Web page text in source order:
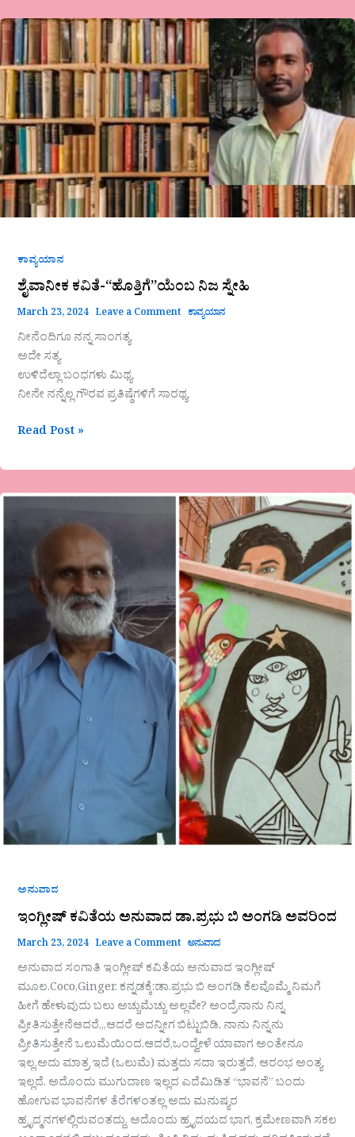
ಕಾವ್ಯಯಾನ
ಶೈವಾನೀಕ ಕವಿತೆ-“ಹೊತ್ತಿಗೆ”ಯೆಂಬ ನಿಜ ಸ್ನೇಹಿ
March 23, 2024 Leave a Comment ಕಾವ್ಯಯಾನ
ನೀನೆಂದಿಗೂ ನನ್ನ ಸಾಂಗತ್ಯ
ಅದೇ ಸತ್ಯ
ಉಳಿದೆಲ್ಲಾ ಬಂಧಗಳು ಮಿಥ್ಯ
ನೀನೇ ನನ್ನೆಲ್ಲ ಗೌರವ ಪ್ರತಿಷ್ಠೆಗಳಿಗೆ ಸಾರಥ್ಯ
ಶೈವಾನೀಕ
ಕವಿತೆ-“ಹೊತ್ತಿಗೆ”ಯೆಂಬ
ನಿಜ
ಸ್ನೇಹಿ
Read Post »
ಅನುವಾದ
ಇಂಗ್ಲೀಷ್ ಕವಿತೆಯ ಅನುವಾದ ಡಾ.ಪ್ರಭು ಬಿ ಅಂಗಡಿ ಅವರಿಂದ
March 23, 2024 Leave a Comment ಅನುವಾದ
ಅನುವಾದ ಸಂಗಾತಿ ಇಂಗ್ಲೀಷ್ ಕವಿತೆಯ ಅನುವಾದ ಇಂಗ್ಲೀಷ್
ಮೂಲ.Coco,Ginger. ಕನ್ನಡಕ್ಕೆ:ಡಾ.ಪ್ರಭು ಬಿ ಅಂಗಡಿ ಕೆಲವೊಮ್ಮೆ ನಿಮಗೆ
ಹೀಗೆ ಹೇಳುವುದು ಬಲು ಅಚ್ಚುಮೆಚ್ಚು ಅಲ್ಲವೇ? ಅಂದ್ರೆನಾನು ನಿನ್ನ
ಪ್ರೀತಿಸುತ್ತೇನೆಆದರೆ,,,ಆದರೆ ಅದನ್ನೀಗ ಬಿಟ್ಟುಬಿಡಿ, ನಾನು ನಿನ್ನನು
ಪ್ರೀತಿಸುತ್ತೇನೆ ಒಲುಮೆಯಿಂದ.ಆದರೆ,ಒಂದ್ವೇಳೆ ಯಾವಾಗ ಅಂತೇನೂ
ಇಲ್ಲ.ಅದು ಮಾತ್ರ ಇದೆ (ಒಲುಮೆ) ಮತ್ತದು ಸದಾ ಇರುತ್ತದೆ, ಆರಂಭ ಅಂತ್ಯ
ಇಲ್ಲದೆ. ಅದೊಂದು ಮುಗುದಾಣ ಇಲ್ಲದ ಎದೆಮಿಡಿತ “ಭಾವನೆ” ಬಂದು
ಹೋಗುವ ಭಾವನೆಗಳ ತೆರೆಗಳಂತಲ್ಲ ಅದು ಮನುಷ್ಯರ
ಹ್ರೃದ್ಮನಗಳಲ್ಲಿರುವಂತದ್ದು, ಅದೊಂದು ಹ್ರೃದಯದ ಭಾಗ, ಕ್ರಮೇಣವಾಗಿ ಸಕಲ
ಇಂಗ್ಲೀಷ್
ಅನುವಾದ
ಅಂಗಡಿ
ಅವರಿಂದ